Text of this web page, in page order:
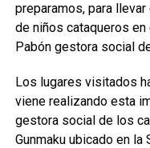
preparamos, para
de niños cataqueros
Pabón gestora social
Los lugares visitados
viene realizando esta
gestora social de los
Gunmaku ubicado en